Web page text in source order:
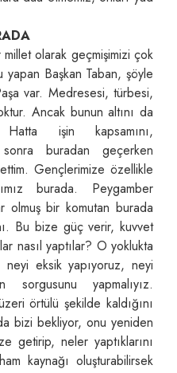
olarak geçmişimizi çok
Başkan Taban, şöyle
var. Medresesi, türbesi,
Ancak bunun altını da
Hatta işin kapsamını,
sonra buradan geçerken
Gençlerimize özellikle
burada. Peygamber
olmuş bir komutan burada
Bu bize güç verir, kuvvet
nasıl yaptılar? O yoklukta
neyi eksik yapıyoruz, neyi
sorgusunu yapmalıyız.
örtülü şekilde kaldığını
bizi bekliyor, onu yeniden
getirip, neler yaptıklarını
kaynağı oluşturabilirsek